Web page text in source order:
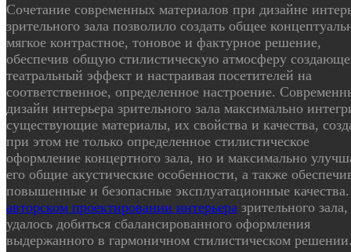
Сочетание современных материалов при дизайне
зрительного зала позволило создать общее
мягкое контрастное, тоновое и фактурное решение,
обеспечив общую стилистическую атмосферу
театральный эффект и настраивая посетителей на
соответственное, определенное настроение.
дизайн интерьера зрительного зала максимально
существующие материалы, их свойства и качества,
при этом не только определенное стилистическое
оформление концертного зала, но и максимально
его общие акустические особенности, а также
повышенные и безопасные эксплуатационные
авторском проектировании интерьера зрительного
удалось добиться сбалансированного оформления
выдержанного в гармоничном стилистическом